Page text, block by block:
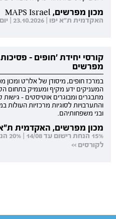
מכון מפרשים, MAPS Israel
האקדמית ת"א יפו | 23.10.2026 | יום שישי | 08:30-14:00
קורסי יחידת 'חופים -
מפרשים
במרכז חופים, מיסודן של אלו"ט ומכון
המעניקים ידע מקיף ומעמיק בתחום
מתבגרים ומבוגרים אוטיסטים - גישות
והתערבויות לסוגיות מרכזיות
ובני משפחותיהם.
מכון מפרשים, האקדמית
לקורסים >>